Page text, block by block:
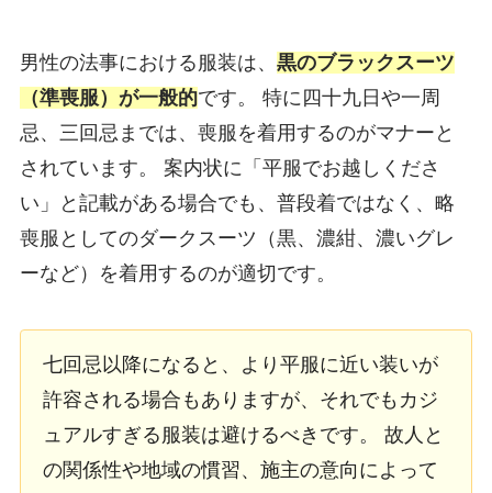
男性の法事における服装は、 黒のブラックスーツ
（準喪服）が一般的です。 特に四十九日や一周
忌、三回忌までは、喪服を着用するのがマナーと
されています。 案内状に「平服でお越しくださ
い」と記載がある場合でも、普段着ではなく、略
喪服としてのダークスーツ（黒、濃紺、濃いグレ
ーなど）を着用するのが適切です。
七回忌以降になると、より平服に近い装いが
許容される場合もありますが、それでもカジ
ュアルすぎる服装は避けるべきです。 故人と
の関係性や地域の慣習、施主の意向によって